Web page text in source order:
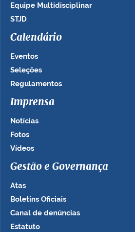
Equipe Multidisciplinar
STJD
Calendário
Eventos
Seleções
Regulamentos
Imprensa
Notícias
Fotos
Vídeos
Gestão e Governança
Atas
Boletins Oficiais
Canal de denúncias
Estatuto